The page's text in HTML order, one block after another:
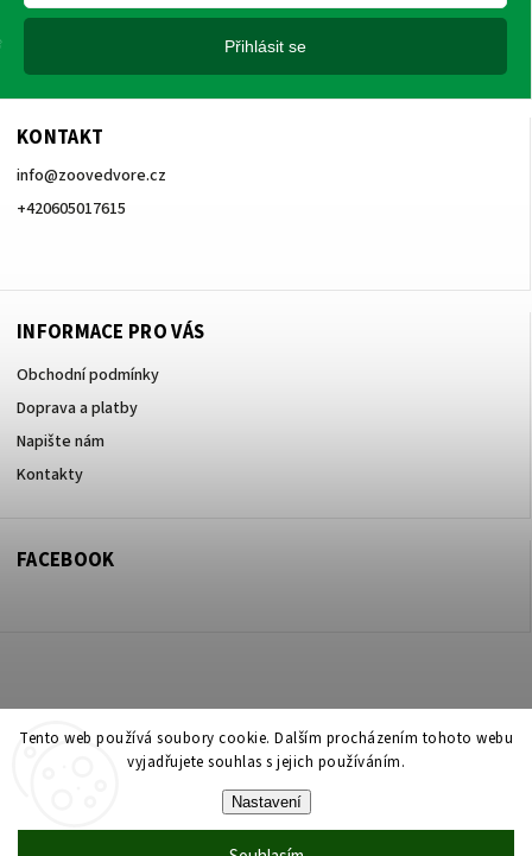
Tento web používá soubory cookie. Dalším procházením tohoto webu
vyjadřujete souhlas s jejich používáním.
Nastavení
KONTAKT
info@zoovedvore.cz
+420605017615
INFORMACE PRO VÁS
Obchodní podmínky
Doprava a platby
Napište nám
Kontakty
Přihlásit se
FACEBOOK
Copyright 2026 ZOO ve dvoře Praha 5. Všechna práva vyhrazena.
Upravit nastavení cookies
Shoptet| Design